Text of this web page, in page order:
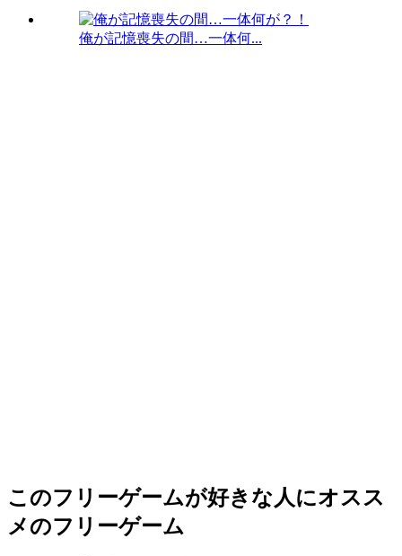
俺が記憶喪失の間…一体何...
このフリーゲームが好きな人にオスス
メのフリーゲーム